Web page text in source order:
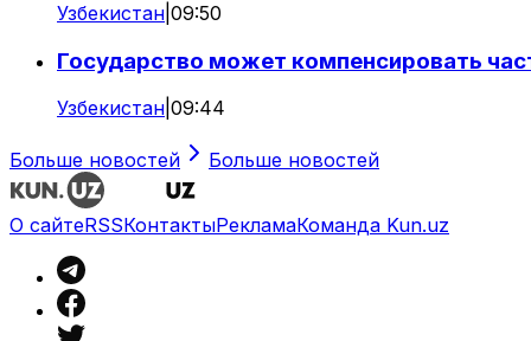
Узбекистан 09:50
Государство может компенсировать
Узбекистан 09:44
Больше новостей Больше новостей
О сайтеRSSКонтактыРекламаКоманда Kun.uz